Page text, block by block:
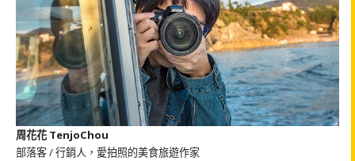
周花花 TenjoChou
部落客 / 行銷人，愛拍照的美食旅遊作家